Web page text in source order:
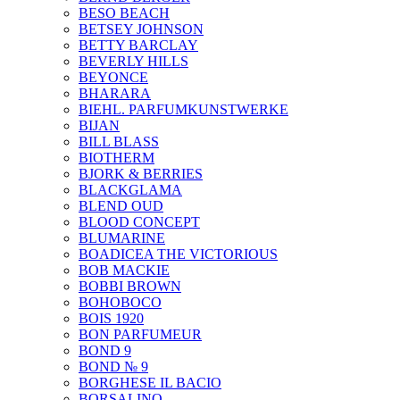
BESO BEACH
BETSEY JOHNSON
BETTY BARCLAY
BEVERLY HILLS
BEYONCE
BHARARA
BIEHL. PARFUMKUNSTWERKE
BIJAN
BILL BLASS
BIOTHERM
BJORK & BERRIES
BLACKGLAMA
BLEND OUD
BLOOD CONCEPT
BLUMARINE
BOADICEA THE VICTORIOUS
BOB MACKIE
BOBBI BROWN
BOHOBOCO
BOIS 1920
BON PARFUMEUR
BOND 9
BOND № 9
BORGHESE IL BACIO